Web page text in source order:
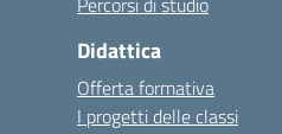
Didattica
Offerta formativa
I progetti delle classi